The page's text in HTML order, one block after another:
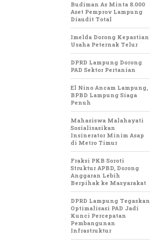
Budiman As Minta 8.000
Aset Pemprov Lampung
Diaudit Total
Imelda Dorong Kepastian
Usaha Peternak Telur
DPRD Lampung Dorong
PAD Sektor Pertanian
El Nino Ancam Lampung,
BPBD Lampung Siaga
Penuh
Mahasiswa Malahayati
Sosialisasikan
Insinerator Minim Asap
di Metro Timur
Fraksi PKB Soroti
Struktur APBD, Dorong
Anggaran Lebih
Berpihak ke Masyarakat
DPRD Lampung Tegaskan
Optimalisasi PAD Jadi
Kunci Percepatan
Pembangunan
Infrastruktur